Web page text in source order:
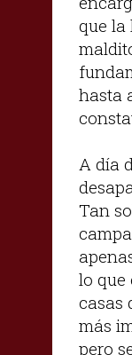
que la
hasta
A día
Tan
lo que
casas
más
pero